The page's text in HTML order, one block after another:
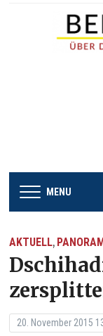
MENU
AKTUELL,
20. November 2015